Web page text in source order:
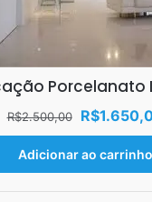
Porcelanato
R$2.500,00
O
preço
original
era:
R$
Adicionar ao carrinho